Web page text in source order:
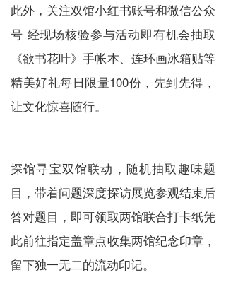
此外，关注双馆小红书账号和微信公众
号 经现场核验参与活动即有机会抽取
《欲书花叶》手帐本、连环画冰箱贴等
精美好礼每日限量100份，先到先得，
让文化惊喜随行。
探馆寻宝双馆联动，随机抽取趣味题
目，带着问题深度探访展览参观结束后
答对题目，即可领取两馆联合打卡纸凭
此前往指定盖章点收集两馆纪念印章，
留下独一无二的流动印记。